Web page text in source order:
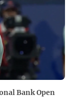
Bank Open